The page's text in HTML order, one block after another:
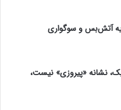
آتش‌بس و سوگواری
نشانه «پیروزی» نیست،